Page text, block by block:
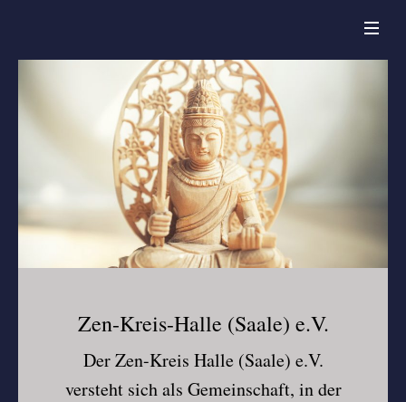
Wir über uns
Unsere Praxis
Einsteiger-Infos
Zen-Kreis-Halle (Saale) e.V.
Der Zen-Kreis Halle (Saale) e.V.
versteht sich als Gemeinschaft, in der